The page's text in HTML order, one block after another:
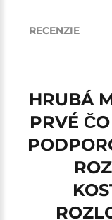
RECENZIE
HRUBÁ
PRVÉ